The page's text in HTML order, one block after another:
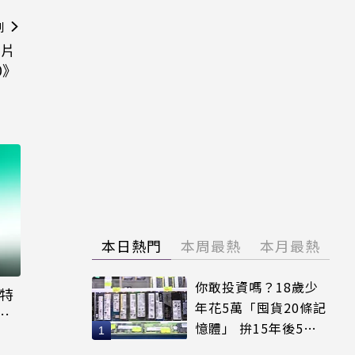
本日熱門 本周最熱 本月最熱
你敢投資嗎？18歲少
年花5萬「囤貨20條記
憶體」 拚15年後5倍